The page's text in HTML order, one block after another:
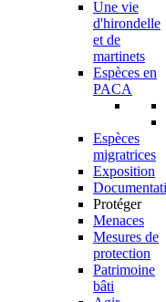
Une vie
d'hirondelle
et de
martinets
Espèces en
PACA
Espèces
migratrices
Exposition
Protéger
Menaces
Mesures de
protection
Patrimoine
bâti